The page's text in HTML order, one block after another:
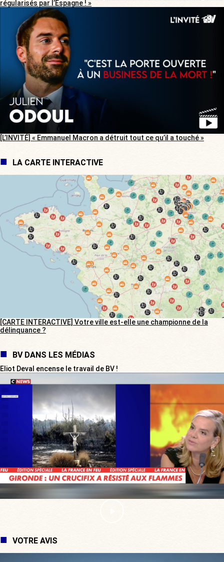
régularisés par l’Espagne ! »
[L’INVITÉ] « Emmanuel Macron a détruit tout ce qu’il a touché »
LA CARTE INTERACTIVE
[CARTE INTERACTIVE] Votre ville est-elle une championne de la
délinquance ?
BV DANS LES MÉDIAS
Eliot Deval encense le travail de BV !
VOTRE AVIS